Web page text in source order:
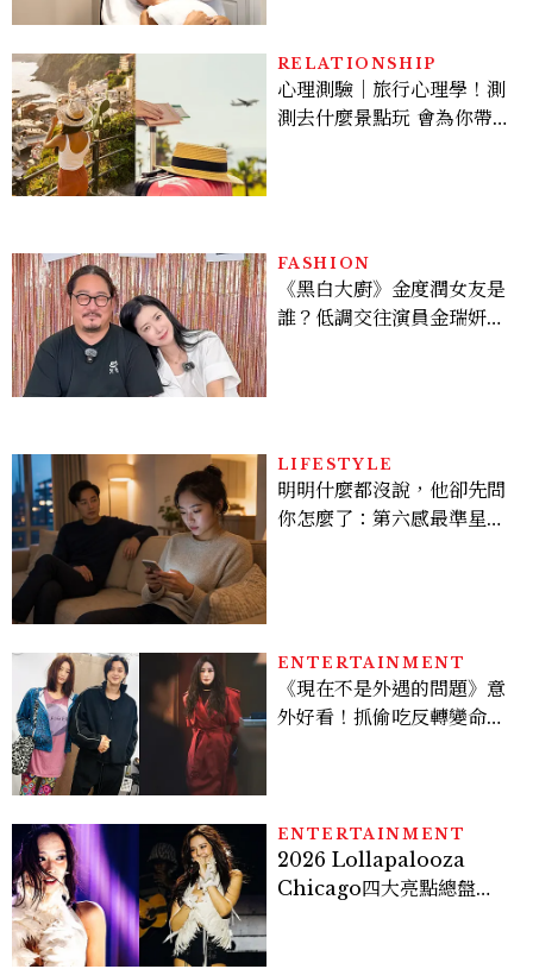
RELATIONSHIP
心理測驗｜旅行心理學！測
測去什麼景點玩 會為你帶來
FASHION
《黑白大廚》金度潤女友是
誰？低調交往演員金瑞妍、
LIFESTYLE
明明什麼都沒說，他卻先問
你怎麼了：第六感最準星座
ENTERTAINMENT
《現在不是外遇的問題》意
外好看！抓偷吃反轉變命
看點懶人包
ENTERTAINMENT
2026 Lollapalooza
Chicago四大亮點總盤